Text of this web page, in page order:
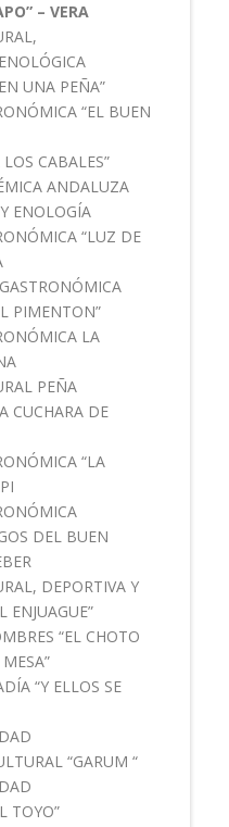
– VERA
UNA PEÑA”
“EL BUEN
CABALES”
ANDALUZA
ENOLOGÍA
“LUZ DE
PIMENTON”
LA
PEÑA
CUCHARA DE
“LA
DEL BUEN
DEPORTIVA Y
ENJUAGUE”
“EL CHOTO
“Y ELLOS SE
“GARUM “
TOYO”